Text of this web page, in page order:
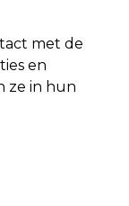
met de
en
ze in hun